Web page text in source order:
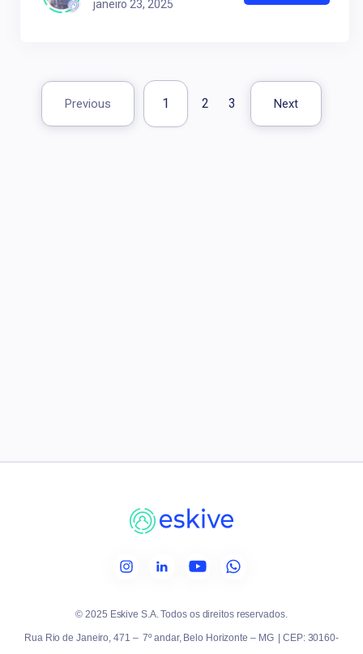
janeiro 23, 2025
Previous 1 2 3 Next
© 2025 Eskive S.A. Todos os direitos reservados.
Rua Rio de Janeiro, 471 – 7º andar, Belo Horizonte – MG | CEP: 30160-